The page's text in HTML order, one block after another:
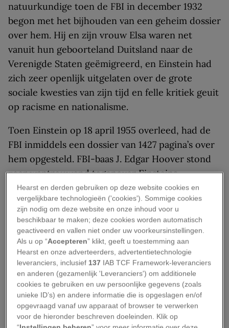
natuurkundige toen de FBI in december 1932
begon met het bijhouden van een geheim dossier
over hem. Hij en zijn vrouw Elsa waren net
vanuit hun geboorteland Duitsland naar de
Verenigde Staten geëmigreerd, en Einstein had
zich zeer openlijk uitgelaten over de grote
sociale kwesties van zijn tijd en felle kritiek geuit
op racisme en nationalisme.
Toen Einstein op 18 april 1955 overleed, had de
FBI inmiddels een dossier van 1427 pagina’s over
hem opgesteld. FBI-baas J. Edgar Hoover stond
zeer wantrouwend tegenover Einsteins
activisme; de geleerde zou weleens een
communist kunnen zijn, meende Hoover, en was
zeker ‘een extreme radicaal’.
Einstein zelf zou waarschijnlijk hartelijk om die
kwalificaties hebben gelachen – als hij ervan had
geweten; in Duitsland hadden de nazi’s veel
ergere dingen over hem gezegd en hij was in het
geheel niet onder de indruk van gezagsdragers.
“Onnadenkend respect voor autoriteit is de
Hearst en derden gebruiken op deze website cookies en
vergelijkbare technologieën ('cookies'). Sommige cookies
zijn nodig om deze website en onze inhoud voor u
beschikbaar te maken; deze cookies worden automatisch
geactiveerd en vallen niet onder uw voorkeursinstellingen.
Als u op “Accepteren” klikt, geeft u toestemming aan
Hearst en onze adverteerders, advertentietechnologie
leveranciers, inclusief 137 IAB TCF Framework-leveranciers
en anderen (gezamenlijk 'Leveranciers') om additionele
cookies te gebruiken en uw persoonlijke gegevens (zoals
unieke ID’s) en andere informatie die is opgeslagen en/of
opgevraagd vanaf uw apparaat of browser te verwerken
voor de hieronder beschreven doeleinden. Klik op